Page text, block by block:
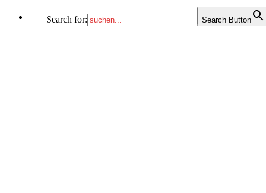
Search for: Search Button